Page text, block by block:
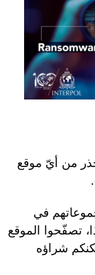
من أيّ موقع
في
تصفّحوا الموقع
شراؤه